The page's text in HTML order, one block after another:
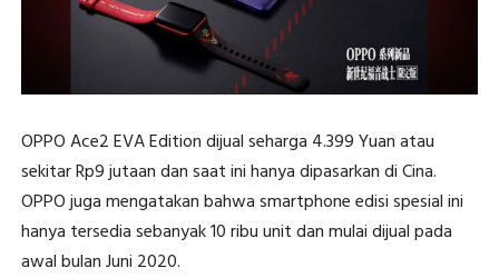
OPPO Ace2 EVA Edition dijual seharga 4.399 Yuan atau
sekitar Rp9 jutaan dan saat ini hanya dipasarkan di Cina.
OPPO juga mengatakan bahwa smartphone edisi spesial ini
hanya tersedia sebanyak 10 ribu unit dan mulai dijual pada
awal bulan Juni 2020.